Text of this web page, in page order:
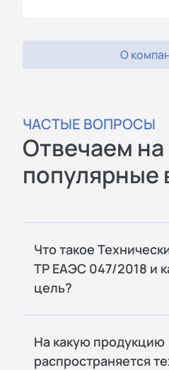
О
ЧАСТЫЕ ВОПРОСЫ
Отвечаем на
популярные
Что такое
ТР ЕАЭС 047/2018 и
цель?
На какую продукцию
распространяется